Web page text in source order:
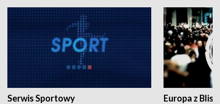
Serwis Sportowy Europa z